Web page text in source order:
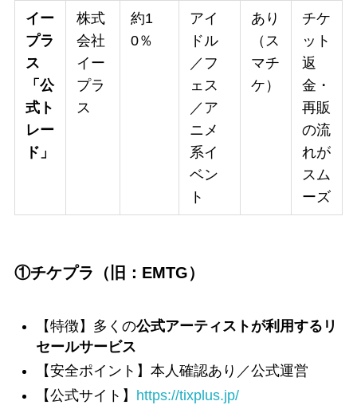
イー
プラ
ス
「公
式ト
レー
ド」
株式
会社
イー
プラ
ス
約1
0％
アイ
ドル
／フ
ェス
／ア
ニメ
系イ
ベン
ト
あり
（ス
マチ
ケ）
チケ
ット
返
金・
再販
の流
れが
スム
ーズ
①チケプラ（旧：EMTG）
【特徴】多くの公式アーティストが利用するリ
セールサービス
【安全ポイント】本人確認あり／公式運営
【公式サイト】 https://tixplus.jp/